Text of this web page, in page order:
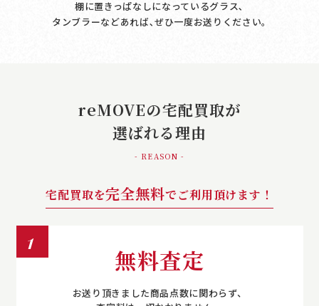
棚に置きっぱなしになっているグラス､
タンブラーなどあれば､ぜひ一度お送りください｡
reMOVEの宅配買取が
選ばれる理由
- REASON -
宅配買取を完全無料でご利用頂けます！
1
無料査定
お送り頂きました商品点数に関わらず、